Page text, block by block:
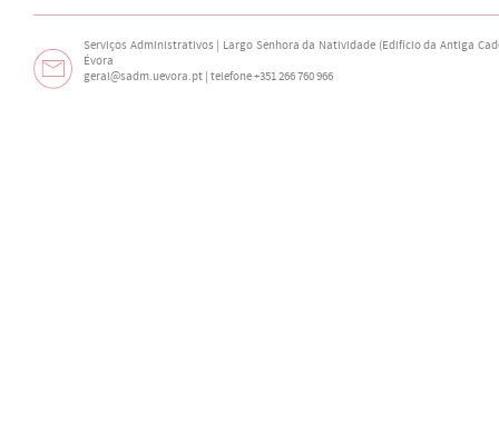
Serviços Administrativos | Largo Senhora da Natividade (Edifício da Antiga
Évora
geral@sadm.uevora.pt | telefone +351 266 760 966